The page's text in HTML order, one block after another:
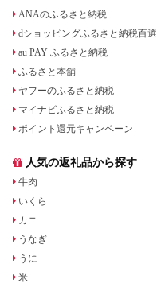
ANAのふるさと納税
dショッピングふるさと納税百選
au PAY ふるさと納税
ふるさと本舗
ヤフーのふるさと納税
マイナビふるさと納税
ポイント還元キャンペーン
人気の返礼品から探す
牛肉
いくら
カニ
うなぎ
うに
米